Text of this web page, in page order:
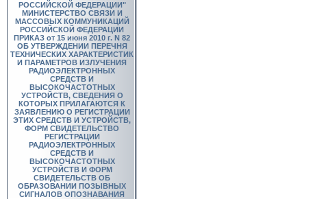
РОССИЙСКОЙ ФЕДЕРАЦИИ"
МИНИСТЕРСТВО СВЯЗИ И
МАССОВЫХ КОММУНИКАЦИЙ
РОССИЙСКОЙ ФЕДЕРАЦИИ
ПРИКАЗ от 15 июня 2010 г. N 82
ОБ УТВЕРЖДЕНИИ ПЕРЕЧНЯ
ТЕХНИЧЕСКИХ ХАРАКТЕРИСТИК
И ПАРАМЕТРОВ ИЗЛУЧЕНИЯ
РАДИОЭЛЕКТРОННЫХ
СРЕДСТВ И
ВЫСОКОЧАСТОТНЫХ
УСТРОЙСТВ, СВЕДЕНИЯ О
КОТОРЫХ ПРИЛАГАЮТСЯ К
ЗАЯВЛЕНИЮ О РЕГИСТРАЦИИ
ЭТИХ СРЕДСТВ И УСТРОЙСТВ,
ФОРМ СВИДЕТЕЛЬСТВО
РЕГИСТРАЦИИ
РАДИОЭЛЕКТРОННЫХ
СРЕДСТВ И
ВЫСОКОЧАСТОТНЫХ
УСТРОЙСТВ И ФОРМ
СВИДЕТЕЛЬСТВ ОБ
ОБРАЗОВАНИИ ПОЗЫВНЫХ
СИГНАЛОВ ОПОЗНАВАНИЯ